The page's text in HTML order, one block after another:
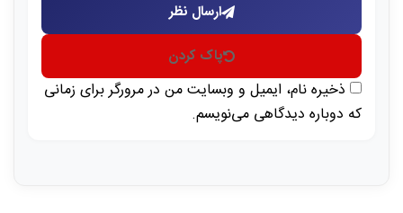
ارسال نظر
پاک کردن
ذخیره نام، ایمیل و وبسایت من در مرورگر برای زمانی
که دوباره دیدگاهی می‌نویسم.